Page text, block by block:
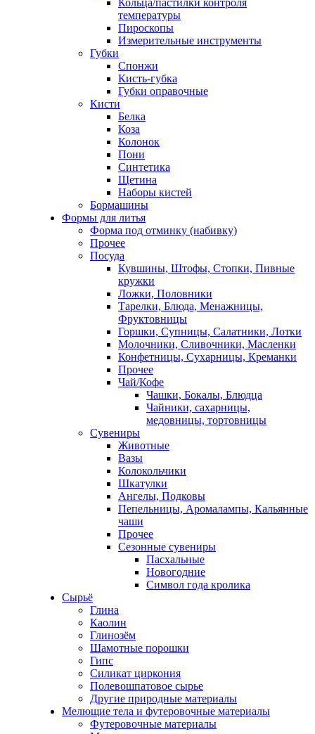
Кольца/пастилки контроля
температуры
Пироскопы
Измерительные инструменты
Губки
Спонжи
Кисть-губка
Губки оправочные
Кисти
Белка
Коза
Колонок
Пони
Синтетика
Щетина
Наборы кистей
Бормашины
Формы для литья
Форма под отминку (набивку)
Прочее
Посуда
Кувшины, Штофы, Стопки, Пивные
кружки
Ложки, Половники
Тарелки, Блюда, Менажницы,
Фруктовницы
Горшки, Супницы, Салатники, Лотки
Молочники, Сливочники, Масленки
Конфетницы, Сухарницы, Креманки
Прочее
Чай/Кофе
Чашки, Бокалы, Блюдца
Чайники, сахарницы,
медовницы, тортовницы
Сувениры
Животные
Вазы
Колокольчики
Шкатулки
Ангелы, Подковы
Пепельницы, Аромалампы, Кальянные
чаши
Прочее
Сезонные сувениры
Пасхальные
Новогодние
Символ года кролика
Сырьё
Глина
Каолин
Глинозём
Шамотные порошки
Гипс
Силикат циркония
Полевошпатовое сырье
Другие природные материалы
Мелющие тела и футеровочные материалы
Футеровочные материалы